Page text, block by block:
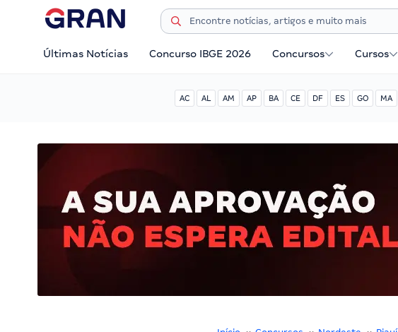
Últimas Notícias Concurso IBGE 2026 Concursos Cursos
AC AL AM AP BA CE DF ES GO MA